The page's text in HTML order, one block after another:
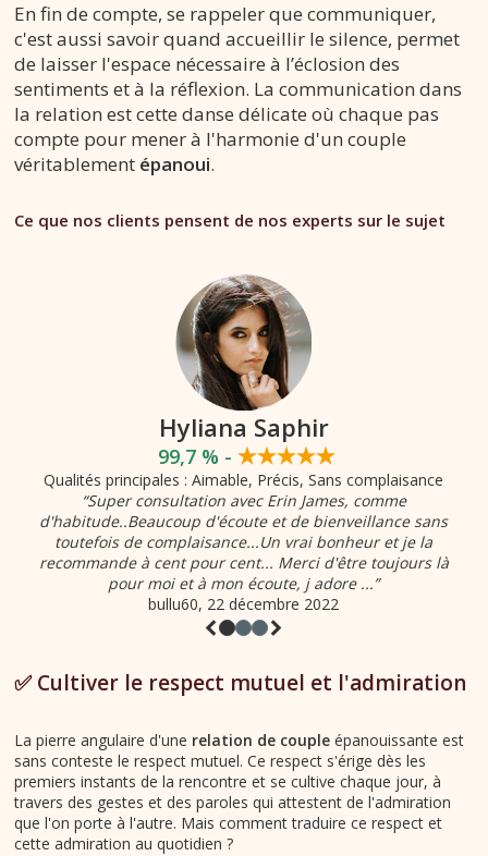
En fin de compte, se rappeler que communiquer,
c'est aussi savoir quand accueillir le silence, permet
de laisser l'espace nécessaire à l’éclosion des
sentiments et à la réflexion. La communication dans
la relation est cette danse délicate où chaque pas
compte pour mener à l'harmonie d'un couple
véritablement épanoui.
Ce que nos clients pensent de nos experts sur le sujet
Hyliana Saphir
99,7 % -
Qualités principales : Aimable, Précis, Sans complaisance
“Super consultation avec Erin James, comme
d'habitude..Beaucoup d'écoute et de bienveillance sans
toutefois de complaisance...Un vrai bonheur et je la
recommande à cent pour cent... Merci d'être toujours là
pour moi et à mon écoute, j adore ...”
bullu60, 22 décembre 2022
✅ Cultiver le respect mutuel et l'admiration
La pierre angulaire d'une relation de couple épanouissante est
sans conteste le respect mutuel. Ce respect s'érige dès les
premiers instants de la rencontre et se cultive chaque jour, à
travers des gestes et des paroles qui attestent de l'admiration
que l'on porte à l'autre. Mais comment traduire ce respect et
cette admiration au quotidien ?